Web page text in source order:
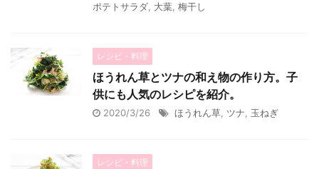
ポテトサラダ 大葉 梅干し
レシピ・料理
ほうれん草とツナの和え物の作り方。子
供にも人気のレシピを紹介。
2020/3/26 ほうれん草 ツナ 玉ねぎ
レシピ・料理